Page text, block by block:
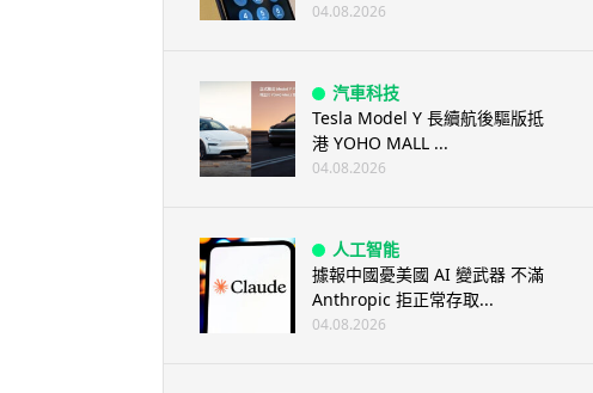
04.08.2026
汽車科技
Tesla Model Y 長續航後驅版抵
港 YOHO MALL ...
04.08.2026
人工智能
據報中國憂美國 AI 變武器 不滿
Anthropic 拒正常存取...
04.08.2026